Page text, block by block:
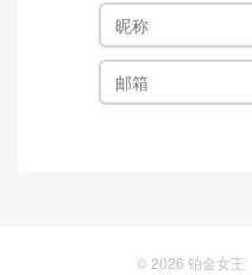
© 2026 铂金女王